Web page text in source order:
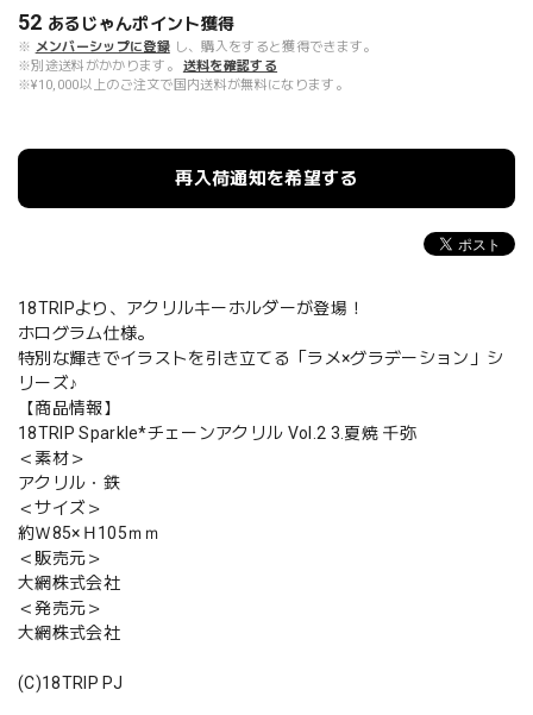
52 あるじゃんポイント獲得
※ メンバーシップに登録 し、購入をすると獲得できます。
※別途送料がかかります。
送料を確認する
※¥10,000以上のご注文で国内送料が無料になります。
再入荷通知を希望する
18TRIPより、アクリルキーホルダーが登場！
ホログラム仕様。
特別な輝きでイラストを引き立てる「ラメ×グラデーション」シ
リーズ♪
【商品情報】
18TRIP Sparkle*チェーンアクリル Vol.2 3.夏焼 千弥
＜素材＞
アクリル・鉄
＜サイズ＞
約Ｗ85×Ｈ105ｍｍ
＜販売元＞
大網株式会社
＜発売元＞
大網株式会社
(C)18TRIP PJ